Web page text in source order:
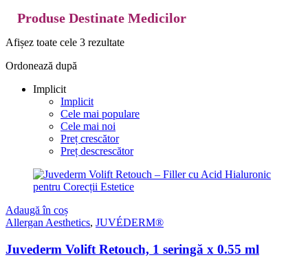
Produse Destinate Medicilor
Afișez toate cele 3 rezultate
Ordonează după
Implicit
Implicit
Cele mai populare
Cele mai noi
Preț crescător
Preț descrescător
Adaugă în coș
Allergan Aesthetics, JUVÉDERM®
Juvederm Volift Retouch, 1 seringă x 0.55 ml